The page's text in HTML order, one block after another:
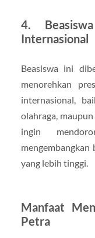
4.
Internasional
Beasiswa ini
menorehkan
internasional,
olahraga,
ingin
yang lebih tinggi.
Manfaat
Petra